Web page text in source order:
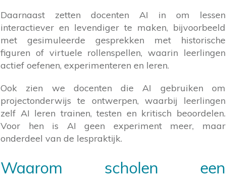
Daarnaast zetten docenten AI in om lessen
interactiever en levendiger te maken, bijvoorbeeld
met gesimuleerde gesprekken met historische
figuren of virtuele rollenspellen, waarin leerlingen
actief oefenen, experimenteren en leren.
Ook zien we docenten die AI gebruiken om
projectonderwijs te ontwerpen, waarbij leerlingen
zelf AI leren trainen, testen en kritisch beoordelen.
Voor hen is AI geen experiment meer, maar
onderdeel van de lespraktijk.
Waarom scholen een